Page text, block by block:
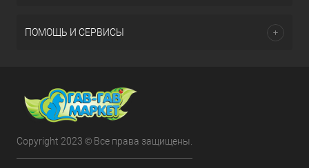
ПОМОЩЬ И СЕРВИСЫ
Copyright 2023 © Все права защищены.